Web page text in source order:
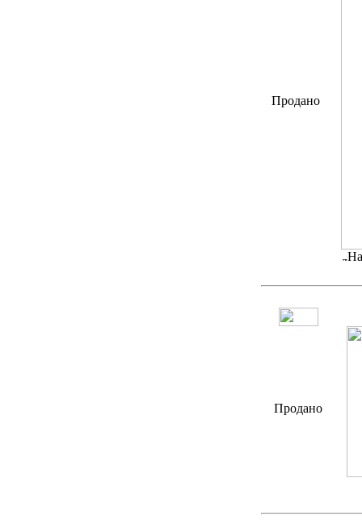
Продано
Продано